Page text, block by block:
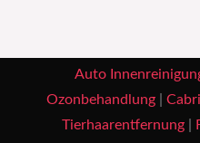
Auto
Ozonbehandlung|
Tierhaarentfernung|